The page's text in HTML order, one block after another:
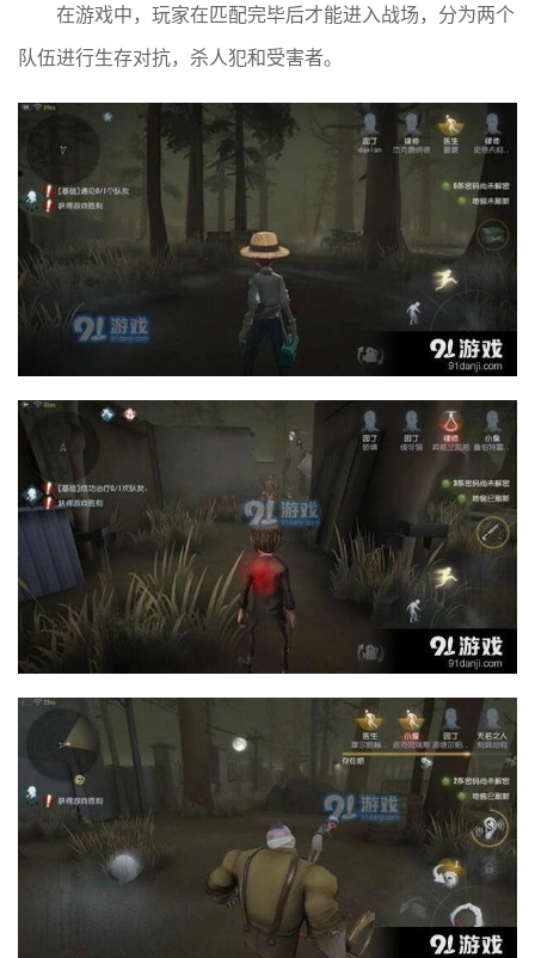
在游戏中，玩家在匹配完毕后才能进入战场，分为两个
队伍进行生存对抗，杀人犯和受害者。